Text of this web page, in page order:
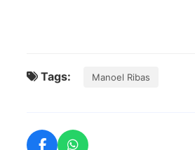
Tags: Manoel Ribas